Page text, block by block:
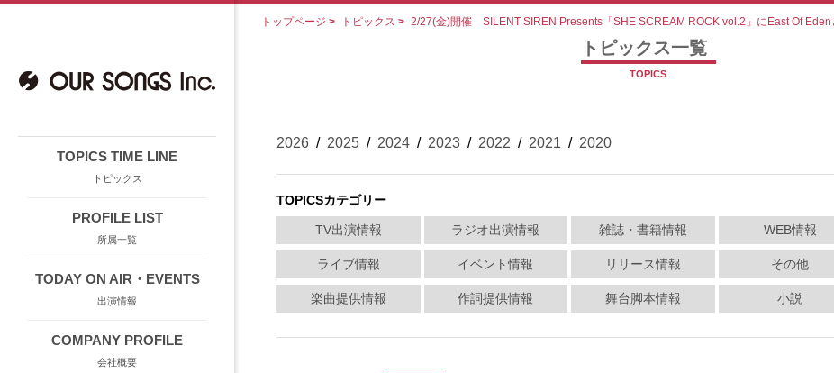
TOPICS TIME LINE
トピックス
PROFILE LIST
所属一覧
TODAY ON AIR・EVENTS
出演情報
COMPANY PROFILE
会社概要
トップページ > トピックス > 2/27(金)開催 SILENT SIREN Presents「SHE SCREAM ROCK vol.2」にEast Of Eden
トピックス一覧
TOPICS
2026 / 2025 / 2024 / 2023 / 2022 / 2021 / 2020
TOPICSカテゴリー
TV出演情報 ラジオ出演情報 雑誌・書籍情報 WEB情報
ライブ情報 イベント情報 リリース情報 その他
楽曲提供情報 作詞提供情報 舞台脚本情報 小説